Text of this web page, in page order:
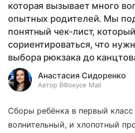
которая вызывает много
опытных родителей. Мы
понятный чек-лист,
сориентироваться, что
выбора рюкзака до
Анастасия Сидоренко
Автор ВФокусе Mail
Сборы ребёнка в первый класс
волнительный, и хлопотный